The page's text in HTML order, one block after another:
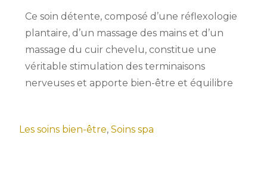
Ce soin détente, composé d’une réflexologie
plantaire, d’un massage des mains et d’un
massage du cuir chevelu, constitue une
véritable stimulation des terminaisons
nerveuses et apporte bien-être et équilibre
Les soins bien-être,Soins spa